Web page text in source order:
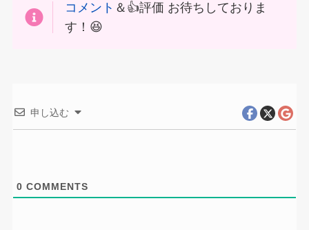
コメント ＆👍評価 お待ちしておりま
す！😆
申し込む
0 COMMENTS